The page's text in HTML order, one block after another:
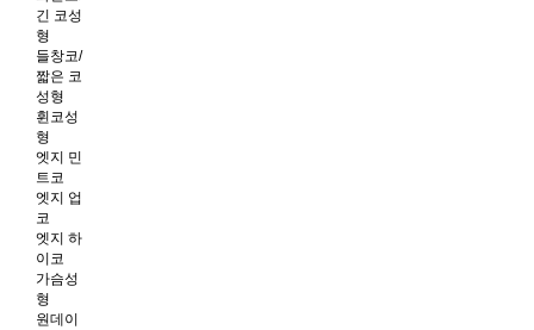
긴 코성
형
들창코/
짧은 코
성형
휜코성
형
엣지 민
트코
엣지 업
코
엣지 하
이코
가슴성
형
원데이